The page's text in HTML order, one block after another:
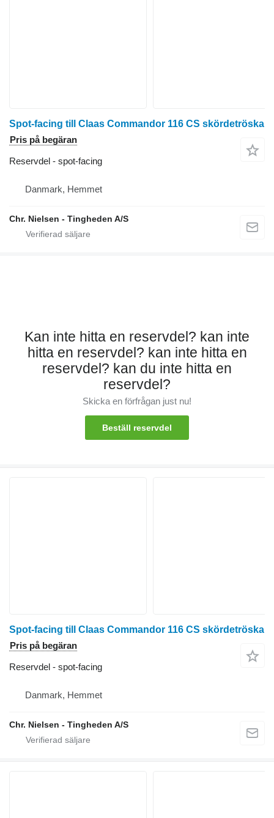
Spot-facing till Claas Commandor 116 CS skördetröska
Pris på begäran
Reservdel - spot-facing
Danmark, Hemmet
Chr. Nielsen - Tingheden A/S
Kan inte hitta en reservdel? kan inte
hitta en reservdel? kan inte hitta en
reservdel? kan du inte hitta en
reservdel?
Skicka en förfrågan just nu!
Beställ reservdel
Spot-facing till Claas Commandor 116 CS skördetröska
Pris på begäran
Reservdel - spot-facing
Danmark, Hemmet
Chr. Nielsen - Tingheden A/S